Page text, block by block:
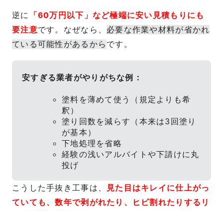
逆に
「60万円以下」など極端に安い見積もりにも
要注意です。なぜなら、 必要な作業や材料が省かれ
ている可能性があるから です。
安すぎる業者がやりがちな例：
塗料を薄めて使う（規定よりも希
釈）
塗り回数を減らす（本来は3回塗り
が基本）
下地処理を省略
経験の浅いアルバイトや下請けに丸
投げ
こうした手抜き工事は、
見た目はキレイに仕上がっ
ていても、数年で剥がれたり、ヒビ割れたりするリ